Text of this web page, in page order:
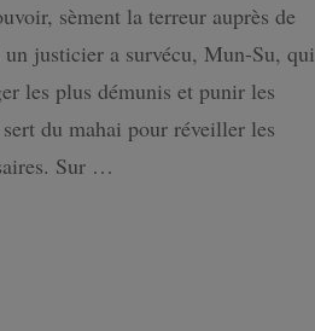
:
Le
Nouvel
Angyo
Onshi
sèment la terreur auprès de
justicier a survécu, Mun-Su, qui
les plus démunis et punir les
du mahai pour réveiller les
Sur …